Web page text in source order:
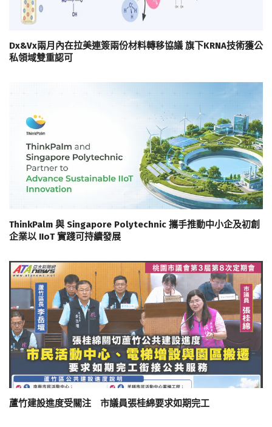
Dx&Vx兩月內在拉美連簽兩份材料轉移協議 旗下KRNA技術獲公
私領域雙重認可
ThinkPalm 與 Singapore Polytechnic 攜手推動中小企及初創
企業以 IIoT 實踐可持續發展
蘆竹建設進度受關注 市議員張桂綿要求如期完工